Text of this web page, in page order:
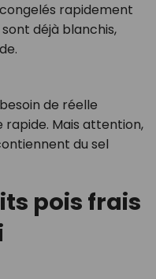
rapidement
déjà blanchis,
de réelle
rapide. Mais attention,
du sel
pois frais